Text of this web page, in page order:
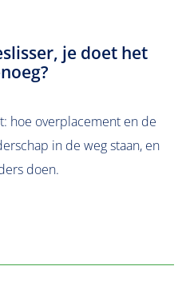
je doet het
hoe overplacement en de
in de weg staan, en
doen.